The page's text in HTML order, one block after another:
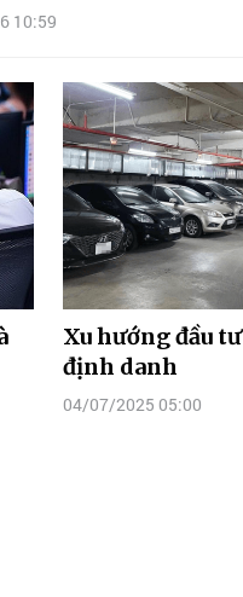
10:59
Xu hướng đầu
định danh
04/07/2025 05:00